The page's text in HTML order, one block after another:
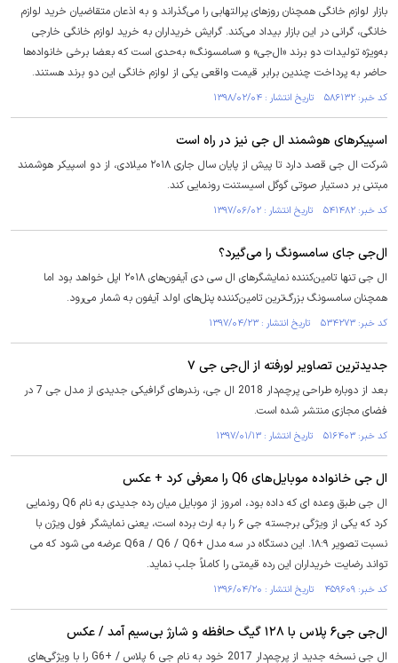
بازار لوازم خانگی همچنان روزهای پرالتهابی را می‌گذراند و به اذعان متقاضیان خرید لوازم
خانگی، گرانی در این بازار بیداد می‌کند. گرایش خریداران به خرید لوازم خانگی خارجی
به‌ویژه تولیدات دو برند «ال‌جی» و «سامسونگ» به‌حدی است که بعضا برخی خانواده‌ها
حاضر به پرداخت چندین برابر قیمت واقعی یکی از لوازم خانگی این دو برند هستند.
کد خبر: ۵۸۶۱۳۲ تاریخ انتشار : ۱۳۹۸/۰۲/۰۴
اسپیکرهای هوشمند ال جی نیز در راه است
شرکت ال جی قصد دارد تا پیش از پایان سال جاری ۲۰۱۸ میلادی، از دو اسپیکر هوشمند
مبتنی بر دستیار صوتی گوگل اسیستنت رونمایی کند.
کد خبر: ۵۴۱۴۸۲ تاریخ انتشار : ۱۳۹۷/۰۶/۰۲
ال‌جی جای سامسونگ را می‌گیرد؟
ال جی تنها تامین‌کننده نمایشگرهای ال سی دی آیفون‌های ۲۰۱۸ اپل خواهد بود اما
همچنان سامسونگ بزرگ‌ترین تامین‌کننده پنل‌های اولد آیفون به شمار می‌رود.
کد خبر: ۵۳۴۲۷۳ تاریخ انتشار : ۱۳۹۷/۰۴/۲۳
جدیدترین تصاویر لورفته از ال‌جی جی ۷
بعد از دوباره طراحی پرچم‌دار 2018 ال جی، رندرهای گرافیکی جدیدی از مدل جی 7 در
فضای مجازی منتشر شده است.
کد خبر: ۵۱۶۴۰۳ تاریخ انتشار : ۱۳۹۷/۰۱/۱۳
ال جی خانواده موبایل‌های Q6 را معرفی کرد + عکس
ال جی طبق وعده ای که داده بود، امروز از موبایل میان رده جدیدی به نام Q6 رونمایی
کرد که یکی از ویژگی برجسته جی ۶ را به ارث برده است، یعنی نمایشگر فول ویژن با
نسبت تصویر ۱۸:۹. این دستگاه در سه مدل +Q6a / Q6 / Q6 عرضه می شود که می
تواند رضایت خریداران این رده قیمتی را کاملاً جلب نماید.
کد خبر: ۴۵۹۶۰۹ تاریخ انتشار : ۱۳۹۶/۰۴/۲۰
ال‌جی جی۶ پلاس با ۱۲۸ گیگ حافظه و شارژ بی‌سیم آمد / عکس
ال جی نسخه جدید از پرچم‌دار 2017 خود به نام جی 6 پلاس / +G6 را با ویژگی‌های